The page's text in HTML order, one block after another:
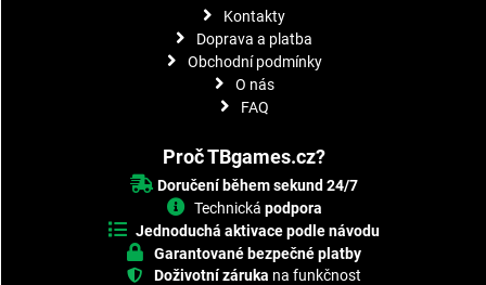
Kontakty
Doprava a platba
Obchodní podmínky
O nás
FAQ
Proč TBgames.cz?
Doručení během sekund 24/7
Technická podpora
Jednoduchá aktivace podle návodu
Garantované bezpečné platby
Doživotní záruka na funkčnost